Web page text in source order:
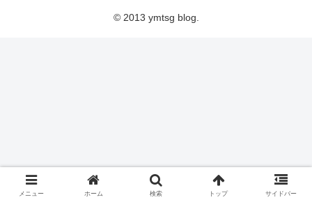
© 2013 ymtsg blog.
メニュー ホーム 検索 トップ サイドバー